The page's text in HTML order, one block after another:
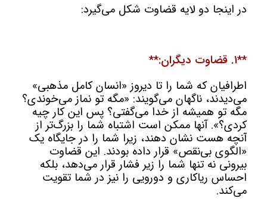
در اینجا دو لایه قضاوت شکل می‌گیرد:
**۱. قضاوت دیگران:**
اطرافیان که شما را تا دیروز «انسان کامل مذهبی»
می‌دیدند، ناگهان می‌گویند: «مگه تو نماز می‌خوندی؟
مگه تو همیشه از خدا می‌گفتی؟ پس این کار چیه
کردی؟». آنها ممکن است اشتباه شما را بزرگ‌تر از
آنچه هست نشان دهند، زیرا شما را در جایگاه یک
«الگوی بی‌نقص» قرار داده بودند. این قضاوت
بیرونی نه تنها شما را زیر فشار قرار می‌دهد، بلکه
احساس ریاکاری و دورویی را نیز در شما تقویت
می‌کند.